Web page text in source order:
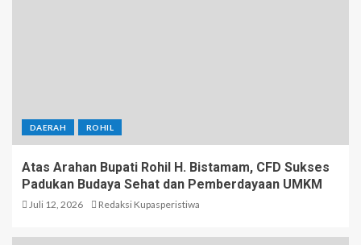
DAERAH ROHIL
Atas Arahan Bupati Rohil H. Bistamam, CFD Sukses
Padukan Budaya Sehat dan Pemberdayaan UMKM
Juli 12, 2026 Redaksi Kupasperistiwa